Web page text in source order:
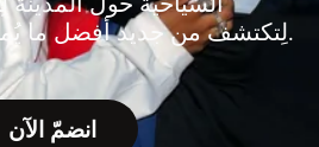
السياحية حول المدينة
لِتكتشف من جديد أفضل ما يُمكن فعله في المدينة.
انضمّ الآن